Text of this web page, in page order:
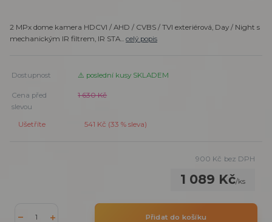
2 MPx dome kamera HDCVI / AHD / CVBS / TVI exteriérová, Day / Night s
mechanickým IR filtrem, IR STA... celý popis
Dostupnost ⚠️ poslední kusy SKLADEM
Cena před
slevou
1 630 Kč
Ušetříte 541 Kč (33 % sleva)
1 089 Kč/ks
900 Kč bez DPH
Přidat do košíku